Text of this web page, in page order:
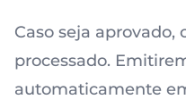
Caso seja aprovado,
processado.
automaticamente